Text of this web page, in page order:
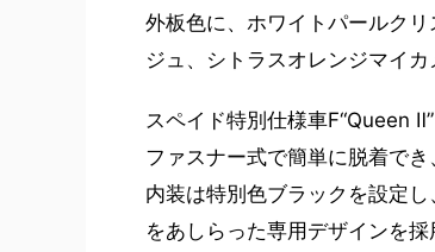
外板色に、ホワイトパールク
ジュ、シトラスオレンジマイ
スペイド特別仕様車F“Queen Ⅱ”
ファスナー式で簡単に脱着で
内装は特別色ブラックを設定
をあしらった専用デザインを採